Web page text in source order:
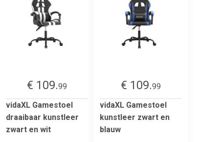
€ 109.99
vidaXL Gamestoel
draaibaar kunstleer
zwart en wit
€ 109.99
vidaXL Gamestoel
kunstleer zwart en
blauw